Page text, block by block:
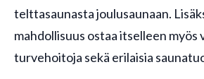
telttasaunasta joulusaunaan.
mahdollisuus ostaa itselleen myös
turvehoitoja sekä erilaisia